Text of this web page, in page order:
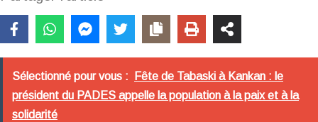
Sélectionné pour vous :
Fête de Tabaski à Kankan : le
président du PADES appelle la population à la paix et à la
solidarité